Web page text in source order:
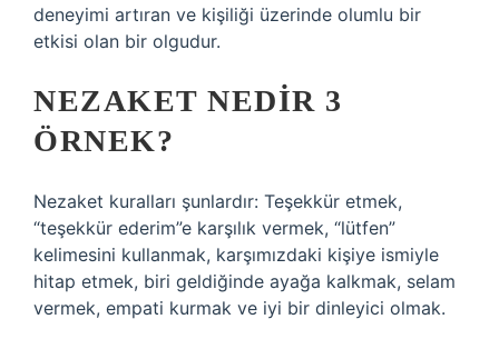
deneyimi artıran ve kişiliği üzerinde olumlu bir
etkisi olan bir olgudur.
NEZAKET NEDIR 3
ÖRNEK?
Nezaket kuralları şunlardır: Teşekkür etmek,
“teşekkür ederim”e karşılık vermek, “lütfen”
kelimesini kullanmak, karşımızdaki kişiye ismiyle
hitap etmek, biri geldiğinde ayağa kalkmak, selam
vermek, empati kurmak ve iyi bir dinleyici olmak.